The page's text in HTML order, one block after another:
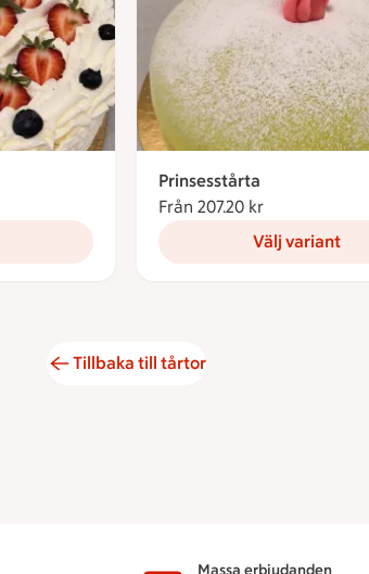
Prinsesstårta
Från 207.20 kr
Välj variant
Tillbaka till tårtor
Massa erbjudanden